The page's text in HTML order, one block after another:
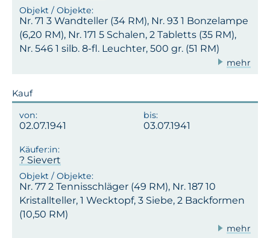
Nr. 71 3 Wandteller (34 RM), Nr. 93 1 Bonzelampe
(6,20 RM), Nr. 171 5 Schalen, 2 Tabletts (35 RM),
Nr. 546 1 silb. 8-fl. Leuchter, 500 gr. (51 RM)
mehr
Kauf
02.07.1941 03.07.1941
? Sievert
Nr. 77 2 Tennisschläger (49 RM), Nr. 187 10
Kristallteller, 1 Wecktopf, 3 Siebe, 2 Backformen
(10,50 RM)
mehr